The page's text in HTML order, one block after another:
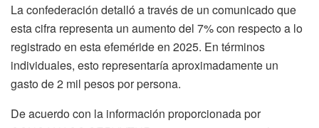
La confederación detalló a través de un comunicado que
esta cifra representa un aumento del 7% con respecto a lo
registrado en esta efeméride en 2025. En términos
individuales, esto representaría aproximadamente un
gasto de 2 mil pesos por persona.
De acuerdo con la información proporcionada por